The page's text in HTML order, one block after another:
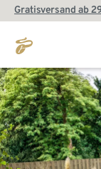
Gratisversand ab